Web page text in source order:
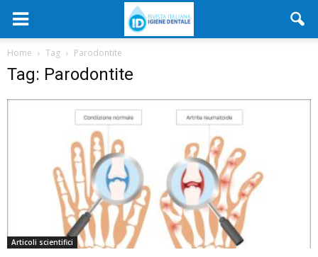
Home Tag Parodontite
Tag: Parodontite
Articoli scientifici